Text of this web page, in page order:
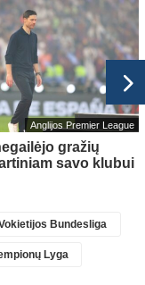
Anglijos Premier League
gražių
savo klubui
Bundesliga
Lyga